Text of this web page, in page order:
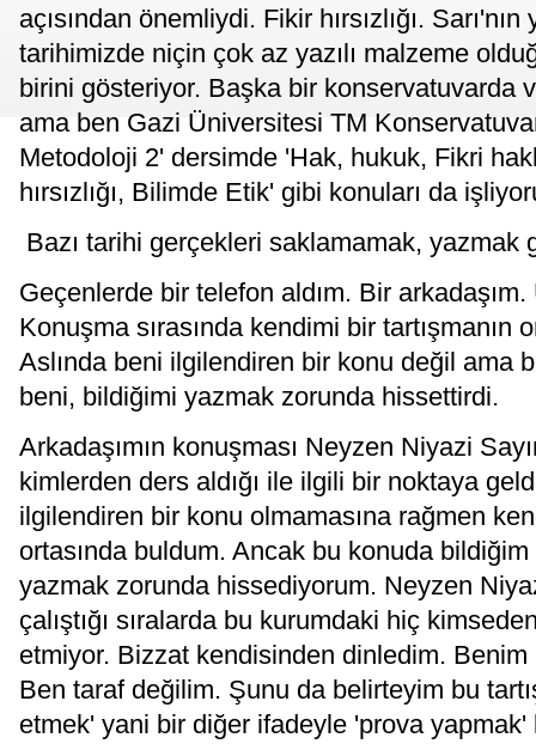
açısından önemliydi. Fikir hırsızlığı.
tarihimizde niçin çok az yazılı malzeme
birini gösteriyor. Başka bir konservatuvarda
ama ben Gazi Üniversitesi TM
Metodoloji 2' dersimde 'Hak, hukuk, Fikri
hırsızlığı, Bilimde Etik' gibi konuları da
Bazı tarihi gerçekleri saklamamak, yazmak
Geçenlerde bir telefon aldım. Bir
Konuşma sırasında kendimi bir tartışmanın
Aslında beni ilgilendiren bir konu değil ama
beni, bildiğimi yazmak zorunda hissettirdi.
Arkadaşımın konuşması Neyzen Niyazi
kimlerden ders aldığı ile ilgili bir noktaya
ilgilendiren bir konu olmamasına rağmen
ortasında buldum. Ancak bu konuda
yazmak zorunda hissediyorum. Neyzen
çalıştığı sıralarda bu kurumdaki hiç
etmiyor. Bizzat kendisinden dinledim.
Ben taraf değilim. Şunu da belirteyim bu
etmek' yani bir diğer ifadeyle 'prova